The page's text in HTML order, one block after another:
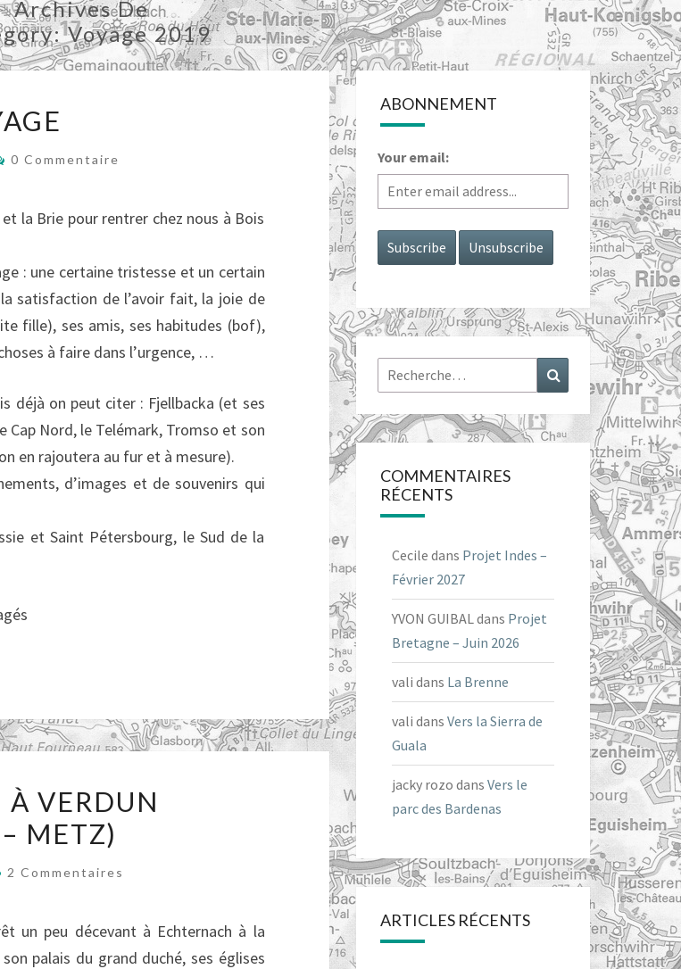
Archives De
Voyage 2019
Commentaires
0 Commentaire
la Brie pour rentrer chez nous à Bois
: une certaine tristesse et un certain
satisfaction de l’avoir fait, la joie de
fille), ses amis, ses habitudes (bof),
à faire dans l’urgence, …
déjà on peut citer : Fjellbacka (et ses
Nord, le Telémark, Tromso et son
en rajoutera au fur et à mesure).
d’images et de souvenirs qui
et Saint Pétersbourg, le Sud de la
VERDUN
METZ)
Commentaires
2 Commentaires
un peu décevant à Echternach à la
palais du grand duché, ses églises
ABONNEMENT
Your email:
Rechercher : Recherche
COMMENTAIRES
RÉCENTS
Cecile dans Projet Indes –
Février 2027
YVON GUIBALdans Projet
Bretagne – Juin 2026
vali dans La Brenne
vali dans Vers la Sierra de
Guala
jacky rozo dans Vers le
parc des Bardenas
ARTICLES RÉCENTS